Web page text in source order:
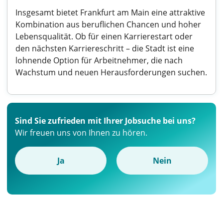
Insgesamt bietet Frankfurt am Main eine attraktive
Kombination aus beruflichen Chancen und hoher
Lebensqualität. Ob für einen Karrierestart oder
den nächsten Karriereschritt – die Stadt ist eine
lohnende Option für Arbeitnehmer, die nach
Wachstum und neuen Herausforderungen suchen.
Sind Sie zufrieden mit Ihrer Jobsuche bei uns?
Wir freuen uns von Ihnen zu hören.
Ja Nein